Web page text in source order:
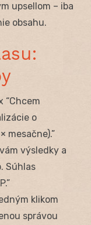
upsellom – iba
obsahu.
“Chcem
o
mesačne).”
výsledky a
Súhlas
klikom
správou